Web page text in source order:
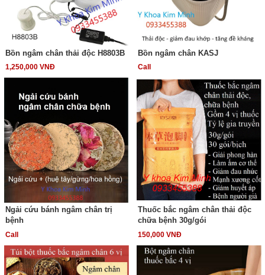
Bồn ngâm chân thải độc H8803B
1,250,000 VNĐ
Bồn ngâm chân KASJ
Call
Ngải cứu bánh ngâm chân trị
bệnh
Call
Thuốc bắc ngâm chân thải độc
chữa bệnh 30g/gói
150,000 VNĐ